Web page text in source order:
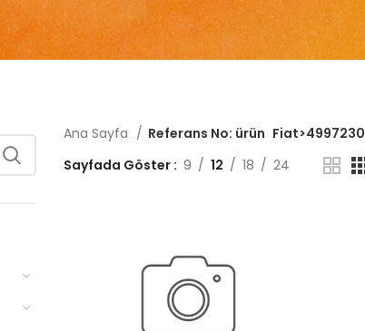
Ana Sayfa Referans No: ürün Fiat>4997230
Sayfada Göster
9 12 18 24